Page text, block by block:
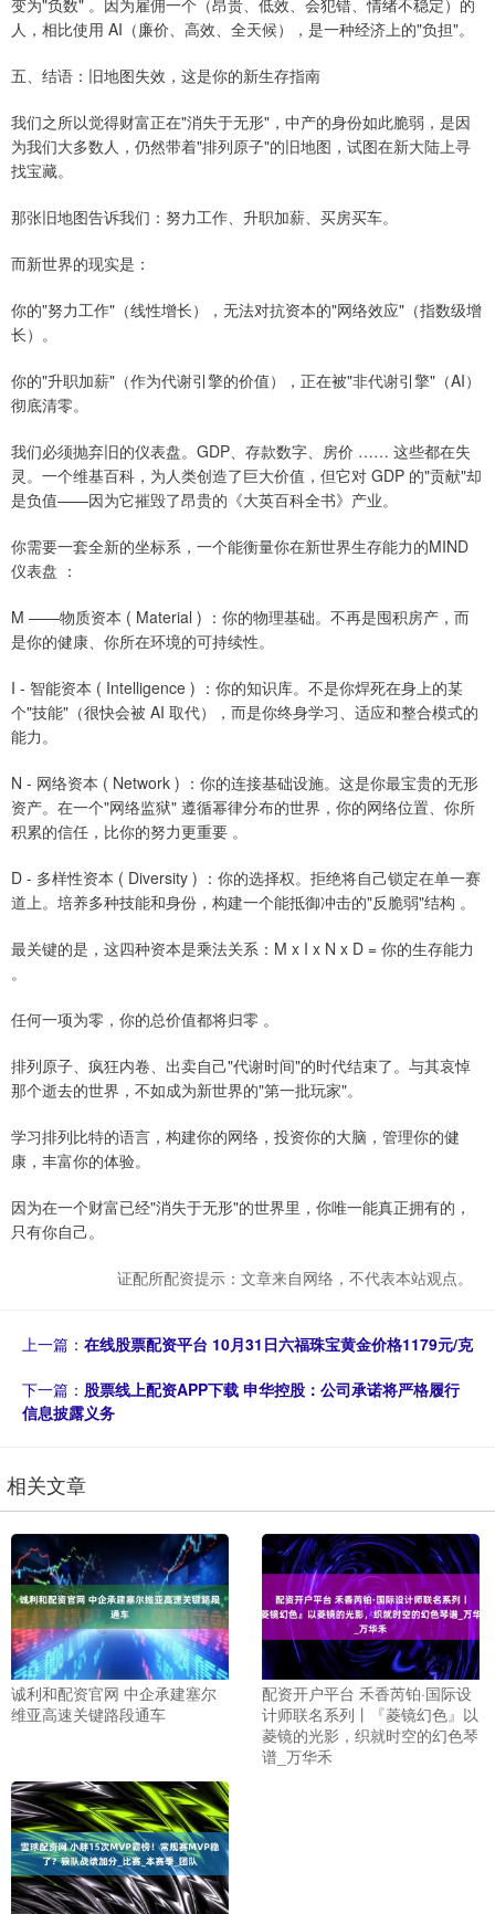
变为"负数" 。因为雇佣一个（昂贵、低效、会犯错、情绪不稳定）的
人，相比使用 AI（廉价、高效、全天候），是一种经济上的"负担"。
五、结语：旧地图失效，这是你的新生存指南
我们之所以觉得财富正在"消失于无形"，中产的身份如此脆弱，是因
为我们大多数人，仍然带着"排列原子"的旧地图，试图在新大陆上寻
找宝藏。
那张旧地图告诉我们：努力工作、升职加薪、买房买车。
而新世界的现实是：
你的"努力工作"（线性增长），无法对抗资本的"网络效应"（指数级增
长）。
你的"升职加薪"（作为代谢引擎的价值），正在被"非代谢引擎"（AI）
彻底清零。
我们必须抛弃旧的仪表盘。GDP、存款数字、房价 …… 这些都在失
灵。一个维基百科，为人类创造了巨大价值，但它对 GDP 的"贡献"却
是负值——因为它摧毁了昂贵的《大英百科全书》产业。
你需要一套全新的坐标系，一个能衡量你在新世界生存能力的MIND
仪表盘 ：
M ——物质资本 ( Material ) ：你的物理基础。不再是囤积房产，而
是你的健康、你所在环境的可持续性。
I - 智能资本 ( Intelligence ) ：你的知识库。不是你焊死在身上的某
个"技能"（很快会被 AI 取代），而是你终身学习、适应和整合模式的
能力。
N - 网络资本 ( Network ) ：你的连接基础设施。这是你最宝贵的无形
资产。在一个"网络监狱" 遵循幂律分布的世界，你的网络位置、你所
积累的信任，比你的努力更重要 。
D - 多样性资本 ( Diversity ) ：你的选择权。拒绝将自己锁定在单一赛
道上。培养多种技能和身份，构建一个能抵御冲击的"反脆弱"结构 。
最关键的是，这四种资本是乘法关系：M x I x N x D = 你的生存能力
。
任何一项为零，你的总价值都将归零 。
排列原子、疯狂内卷、出卖自己"代谢时间"的时代结束了。与其哀悼
那个逝去的世界，不如成为新世界的"第一批玩家"。
学习排列比特的语言，构建你的网络，投资你的大脑，管理你的健
康，丰富你的体验。
因为在一个财富已经"消失于无形"的世界里，你唯一能真正拥有的，
只有你自己。
证配所配资提示：文章来自网络，不代表本站观点。
上一篇： 在线股票配资平台 10月31日六福珠宝黄金价格1179元/克
下一篇： 股票线上配资APP下载 申华控股：公司承诺将严格履行
信息披露义务
相关文章
诚利和配资官网 中企承建塞尔
维亚高速关键路段通车
配资开户平台 禾香芮铂·国际设
计师联名系列丨『菱镜幻色』以
菱镜的光影，织就时空的幻色琴
谱_万华禾